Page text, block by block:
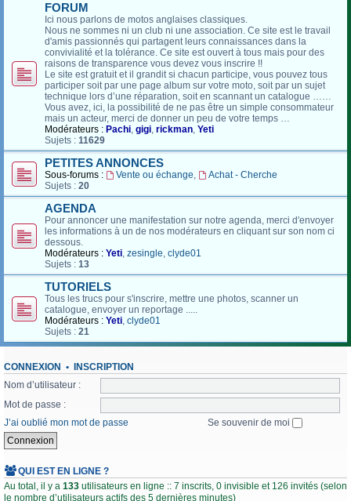
FORUM
Ici nous parlons de motos anglaises classiques.
Nous ne sommes ni un club ni une association. Ce site est le travail
d'amis passionnés qui partagent leurs connaissances dans la
convivialité et la tolérance. Ce site est ouvert à tous mais pour des
raisons de transparence vous devez vous inscrire !!
Le site est gratuit et il grandit si chacun participe, vous pouvez tous
participer soit par une page album sur votre moto, soit par un sujet
technique lors d’une réparation, soit en scannant un catalogue ……
Vous avez, ici, la possibilité de ne pas être un simple consommateur
mais un acteur, merci de donner un peu de votre temps …
Modérateurs : Pachi, gigi, rickman, Yeti
Sujets : 11629
PETITES ANNONCES
Sous-forums : Vente ou échange,
Achat - Cherche
Sujets : 20
AGENDA
Pour annoncer une manifestation sur notre agenda, merci d'envoyer
les informations à un de nos modérateurs en cliquant sur son nom ci
dessous.
Modérateurs : Yeti, zesingle, clyde01
Sujets : 13
TUTORIELS
Tous les trucs pour s'inscrire, mettre une photos, scanner un
catalogue, envoyer un reportage .....
Modérateurs : Yeti, clyde01
Sujets : 21
CONNEXION • INSCRIPTION
Nom d’utilisateur :
Mot de passe :
J’ai oublié mon mot de passe
Se souvenir de moi
QUI EST EN LIGNE ?
Au total, il y a 133 utilisateurs en ligne :: 7 inscrits, 0 invisible et 126 invités (selon
le nombre d’utilisateurs actifs des 5 dernières minutes)